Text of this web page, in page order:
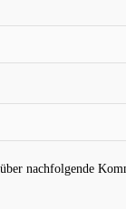
nachfolgende